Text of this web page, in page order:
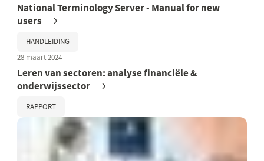
National Terminology Server - Manual for new
users
HANDLEIDING
28 maart 2024
Leren van sectoren: analyse financiële &
onderwijssector
RAPPORT